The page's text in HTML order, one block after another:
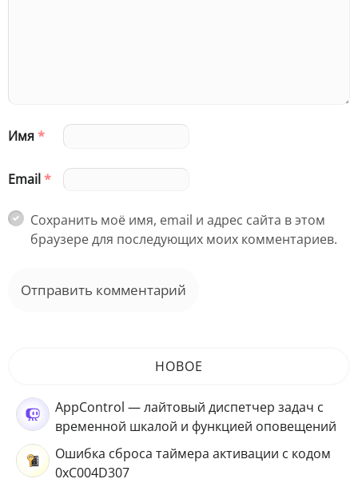
Имя*
Email*
Сохранить моё имя, email и адрес сайта в этом
браузере для последующих моих комментариев.
НОВОЕ
AppControl — лайтовый диспетчер задач с
временной шкалой и функцией оповещений
Ошибка сброса таймера активации с кодом
0xC004D307